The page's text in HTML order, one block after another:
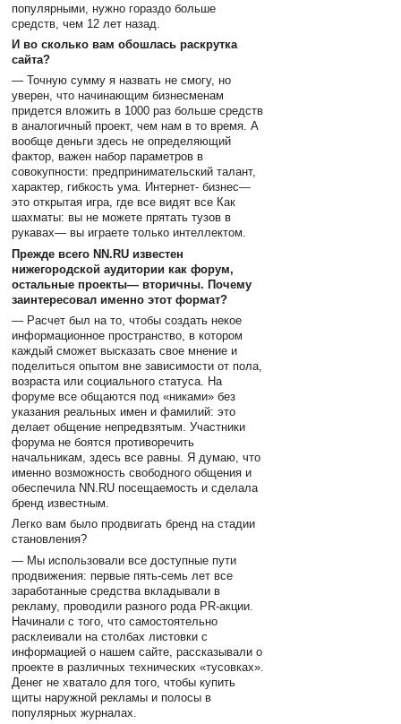
популярными, нужно гораздо больше
средств, чем 12 лет назад.
И во сколько вам обошлась раскрутка
сайта?
— Точную сумму я назвать не смогу, но
уверен, что начинающим бизнесменам
придется вложить в 1000 раз больше средств
в аналогичный проект, чем нам в то время. А
вообще деньги здесь не определяющий
фактор, важен набор параметров в
совокупности: предпринимательский талант,
характер, гибкость ума. Интернет- бизнес—
это открытая игра, где все видят все Как
шахматы: вы не можете прятать тузов в
рукавах— вы играете только интеллектом.
Прежде всего NN.RU известен
нижегородской аудитории как форум,
остальные проекты— вторичны. Почему
заинтересовал именно этот формат?
— Расчет был на то, чтобы создать некое
информационное пространство, в котором
каждый сможет высказать свое мнение и
поделиться опытом вне зависимости от пола,
возраста или социального статуса. На
форуме все общаются под «никами» без
указания реальных имен и фамилий: это
делает общение непредвзятым. Участники
форума не боятся противоречить
начальникам, здесь все равны. Я думаю, что
именно возможность свободного общения и
обеспечила NN.RU посещаемость и сделала
бренд известным.
Легко вам было продвигать бренд на стадии
становления?
— Мы использовали все доступные пути
продвижения: первые пять-семь лет все
заработанные средства вкладывали в
рекламу, проводили разного рода PR-акции.
Начинали с того, что самостоятельно
расклеивали на столбах листовки с
информацией о нашем сайте, рассказывали о
проекте в различных технических «тусовках».
Денег не хватало для того, чтобы купить
щиты наружной рекламы и полосы в
популярных журналах.